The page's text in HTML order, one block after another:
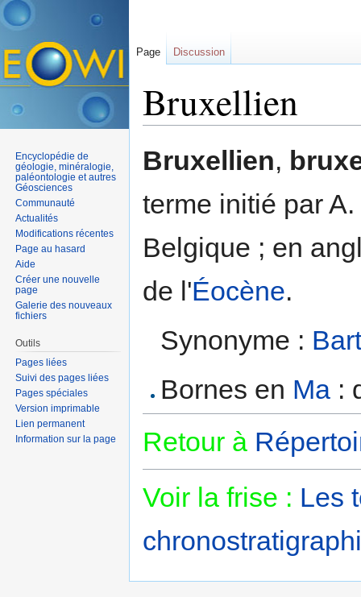
Bruxellien
Bruxellien,
terme initié par
Belgique ; en
de l'Éocène.
Synonyme :
Bornes en Ma :
Retour à
Voir la frise : Les
Page Discussion
Encyclopédie de
géologie, minéralogie,
paléontologie et autres
Géosciences
Communauté
Actualités
Modifications récentes
Page au hasard
Aide
Créer une nouvelle
page
Galerie des nouveaux
fichiers
Outils
Pages liées
Suivi des pages liées
Pages spéciales
Version imprimable
Lien permanent
Information sur la page